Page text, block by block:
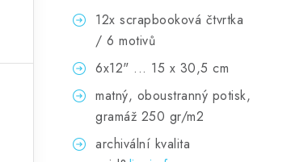
12x scrapbooková čtvrtka
/ 6 motivů
6x12" ... 15 x 30,5 cm
matný, oboustranný potisk,
gramáž 250 gr/m2
archivální kvalita